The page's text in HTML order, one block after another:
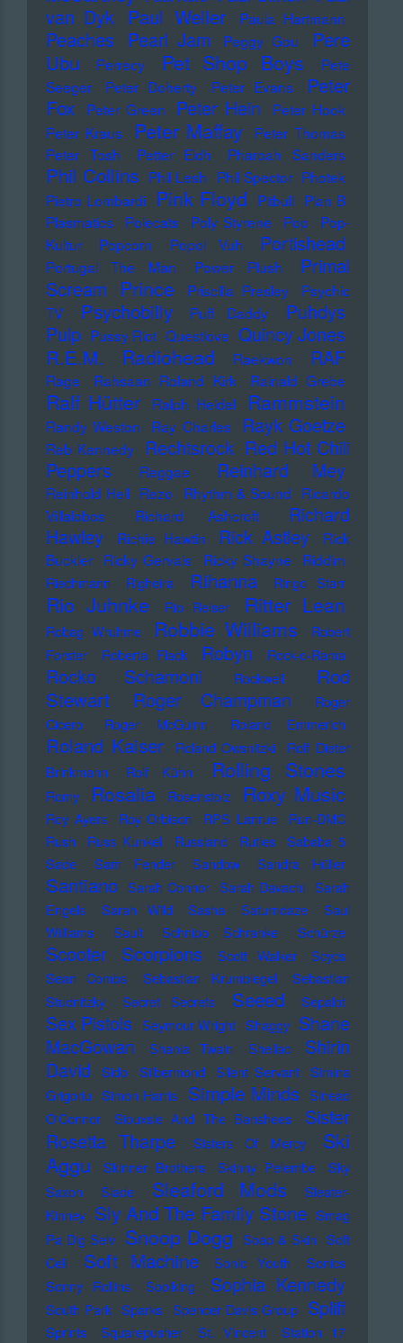
van Dyk Paul Weller Paula Hartmann
Peaches Pearl Jam Peggy Gou
Pere
Ubu
Perrecy Pet Shop Boys
Pete
Seeger
Peter Doherty Peter Evans
Peter
Fox
Peter Green Peter Hein
Peter Hook
Peter Kraus
Peter Maffay
Peter Thomas
Peter Tosh
Petter Eldh Pharoah Sanders
Phil Collins Phil Lesh Phil Spector Photek
Pietro Lombardi
Pink Floyd Pitbull Plan B
Plasmatics
Polecats Poly Styrene Pop
Pop-
Kultur
Popcorn Popol Vuh Portishead
Portugal The Man Power Plush
Primal
Scream
Prince Priscilla Presley
Psychic
TV
Psychobilly Puff Daddy
Puhdys
Pulp Pussy Riot Questlove Quincy Jones
R.E.M. Radiohead Raekwon RAF
Rage Rahsaan Roland Kirk Rainald Grebe
Ralf Hütter Ralph Heidel Rammstein
Randy Weston Ray Charles Rayk Goetze
Reb Kennedy Rechtsrock Red Hot Chili
Peppers
Reggae Reinhard Mey
Reinhold Heil Rezo Rhythm & Sound Ricardo
Villalobos
Richard Ashcroft
Richard
Hawley
Richie Hawtin Rick Astley
Rick
Buckler
Ricky Gervais Ricky Shayne Riddim
Riechmann Righeira Rihanna Ringo Starr
Rio Juhnke Rio Reiser Ritter Lean
Robag Wruhme Robbie Williams
Robert
Forster
Roberta Flack Robyn Rock-o-Rama
Rocko Schamoni Rockwell
Rod
Stewart
Roger Champman
Roger
Cicero
Roger McGuinn Roland Emmerich
Roland Kaiser Roland Owsnitzki
Rolf Dieter
Brinkmann
Rolf Kühn Rolling Stones
Romy Rosalia Rosenstolz Roxy Music
Roy Ayers Roy Orbison RPS Lanrue
Run-DMC
Rush
Russ Kunkel Russland Rutles
Sababa 5
Sade
Sam Fender Sandow Sandra Hüller
Santiano Sarah Connor Sarah Davachi Sarah
Engels
Sarah Wild Sasha Saturndaze
Saul
Williams
Sault Schnipo Schranke Schürze
Scooter Scorpions Scott Walker
Scycs
Sean Combs
Sebastian Krumbiegel
Sebastian
Studnitzky
Secret Secrets Seeed Sepalot
Sex Pistols Seymour Wright Shaggy Shane
MacGowan
Shania Twain Shellac
Shirin
David
Sido Silbermond Silent Servant Simina
Grigoriu Simon Harris Simple Minds Sinead
O'Connor
Siouxsie And The Banshees
Sister
Rosetta Tharpe
Sisters Of Mercy
Ski
Aggu
Skinner Brothers Skinny Pelembe
Sky
Saxon
Slade Sleaford Mods
Sleater-
Kinney Sly And The Family Stone Smag
Pa Dig Selv Snoop Dogg Soap & Skin Soft
Cell
Soft Machine Sonic Youth
Sonics
Sonny Rollins
Soolking Sophia Kennedy
South Park Sparks Spencer Davis Group Spliff
Sprints Squarepusher St. Vincent
Station 17